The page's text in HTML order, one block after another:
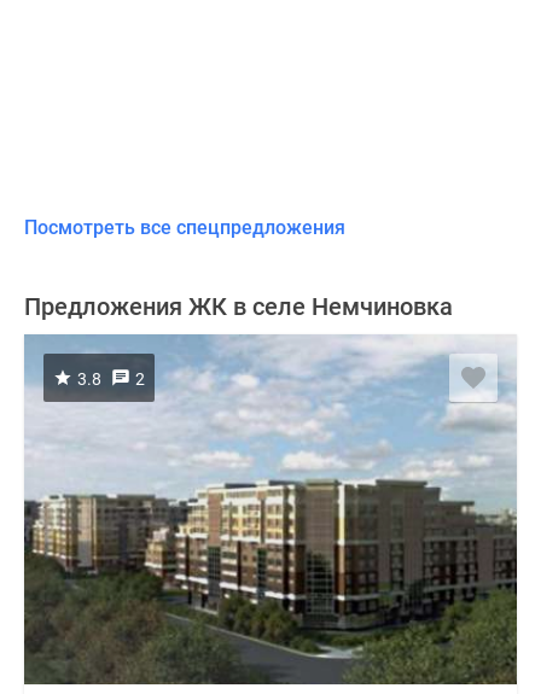
Посмотреть все спецпредложения
Предложения ЖК в селе Немчиновка
3.8 2